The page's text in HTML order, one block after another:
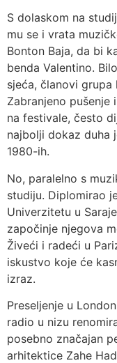
S dolaskom na
mu se i vrata
Bonton Baja, da bi
benda Valentino.
sjeća, članovi
Zabranjeno pušenje
na festivale, često
najbolji dokaz duha
1980-ih.
No, paralelno s
studiju. Diplomirao
Univerzitetu u
započinje njegova
Živeći i radeći u
iskustvo koje će
izraz.
Preseljenje u
radio u nizu
posebno značajan
arhitektice Zahe